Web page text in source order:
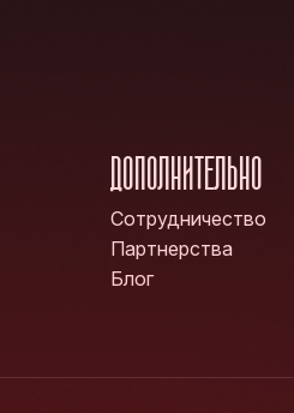
ДОПОЛНИТЕЛЬНО
Сотрудничество
Партнерства
Блог